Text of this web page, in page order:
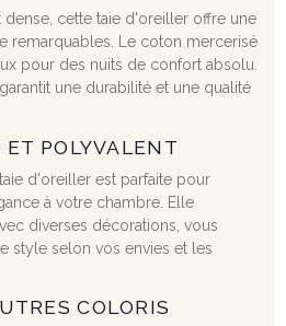
dense, cette taie d'oreiller offre une
remarquables. Le coton mercerisé
pour des nuits de confort absolu.
une durabilité et une qualité
POLYVALENT
taie d'oreiller est parfaite pour
à votre chambre. Elle
diverses décorations, vous
style selon vos envies et les
COLORIS